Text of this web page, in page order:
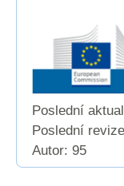
Poslední
Poslední
Autor: 95